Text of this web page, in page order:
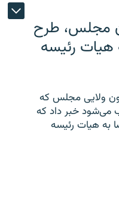
مجلس، طرح
هیات رئیسه
ولایی مجلس که
می‌شود خبر داد که
وزیر اقتصاد با ۹۰ امضا به هیات رئیسه